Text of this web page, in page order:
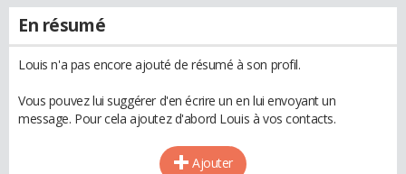
En résumé
Louis n'a pas encore ajouté de résumé à son profil.
Vous pouvez lui suggérer d'en écrire un en lui envoyant un
message. Pour cela ajoutez d'abord Louis à vos contacts.
Ajouter